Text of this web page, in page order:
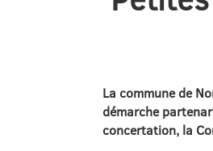
La commune de
démarche
concertation, la